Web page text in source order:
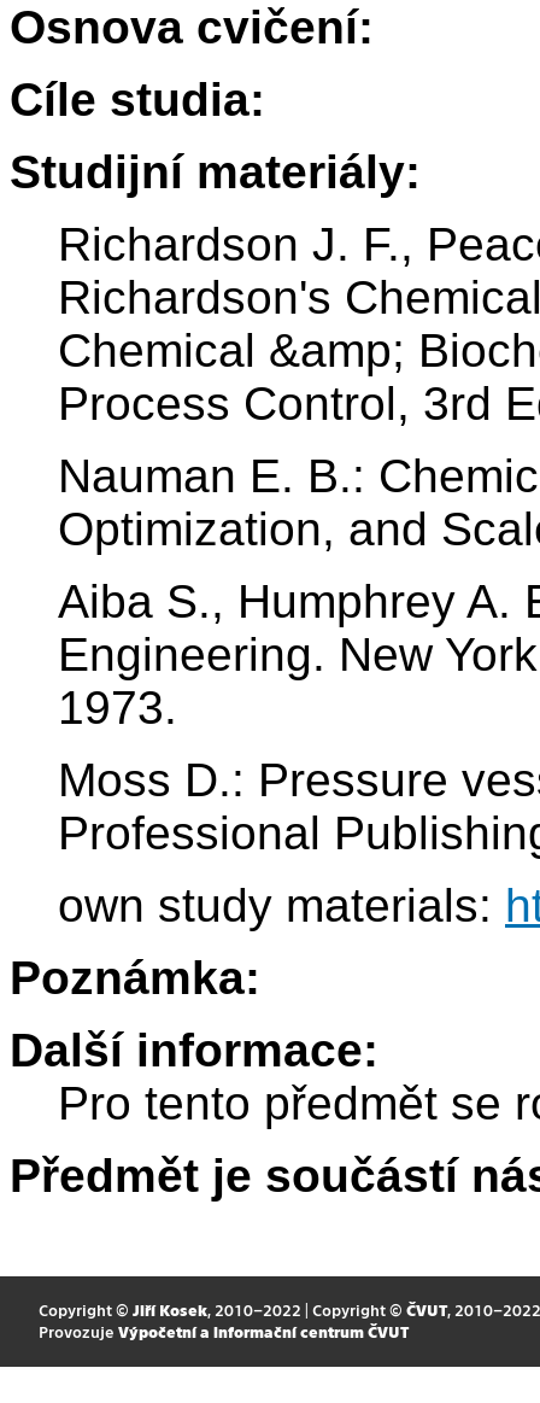
Osnova cvičení:
Cíle studia:
Studijní materiály:
Richardson J. F.,
Richardson's
Chemical &amp;
Process Control, 3rd
Nauman E. B.:
Optimization, and
Aiba S., Humphrey A.
Engineering. New
1973.
Moss D.: Pressure
Professional
own study materials:
Poznámka:
Další informace:
Pro tento předmět se
Předmět je součástí
Copyright © Jiří Kosek, 2010–2022 | Copyright © ČVUT, 2010–2022
Provozuje Výpočetní a informační centrum ČVUT